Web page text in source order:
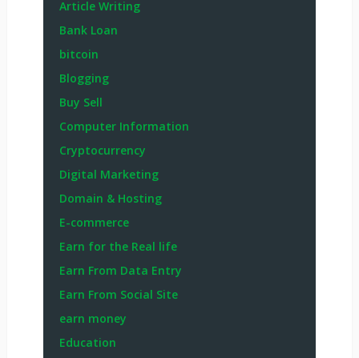
Article Writing
Bank Loan
bitcoin
Blogging
Buy Sell
Computer Information
Cryptocurrency
Digital Marketing
Domain & Hosting
E-commerce
Earn for the Real life
Earn From Data Entry
Earn From Social Site
earn money
Education